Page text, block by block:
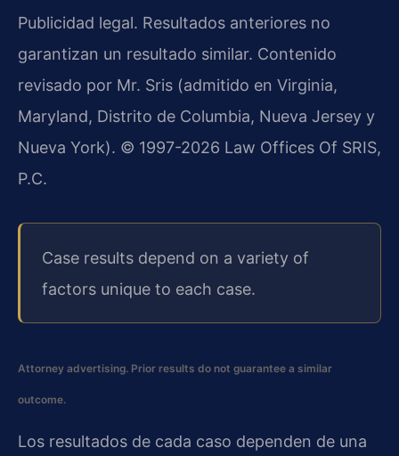
Publicidad legal. Resultados anteriores no
garantizan un resultado similar. Contenido
revisado por Mr. Sris (admitido en Virginia,
Maryland, Distrito de Columbia, Nueva Jersey y
Nueva York). © 1997-2026 Law Offices Of SRIS,
P.C.
Case results depend on a variety of
factors unique to each case.
Attorney advertising. Prior results do not guarantee a similar
outcome.
Los resultados de cada caso dependen de una